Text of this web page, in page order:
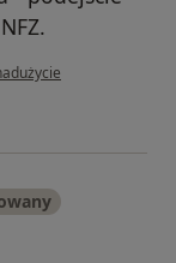
użytkownika Dorota